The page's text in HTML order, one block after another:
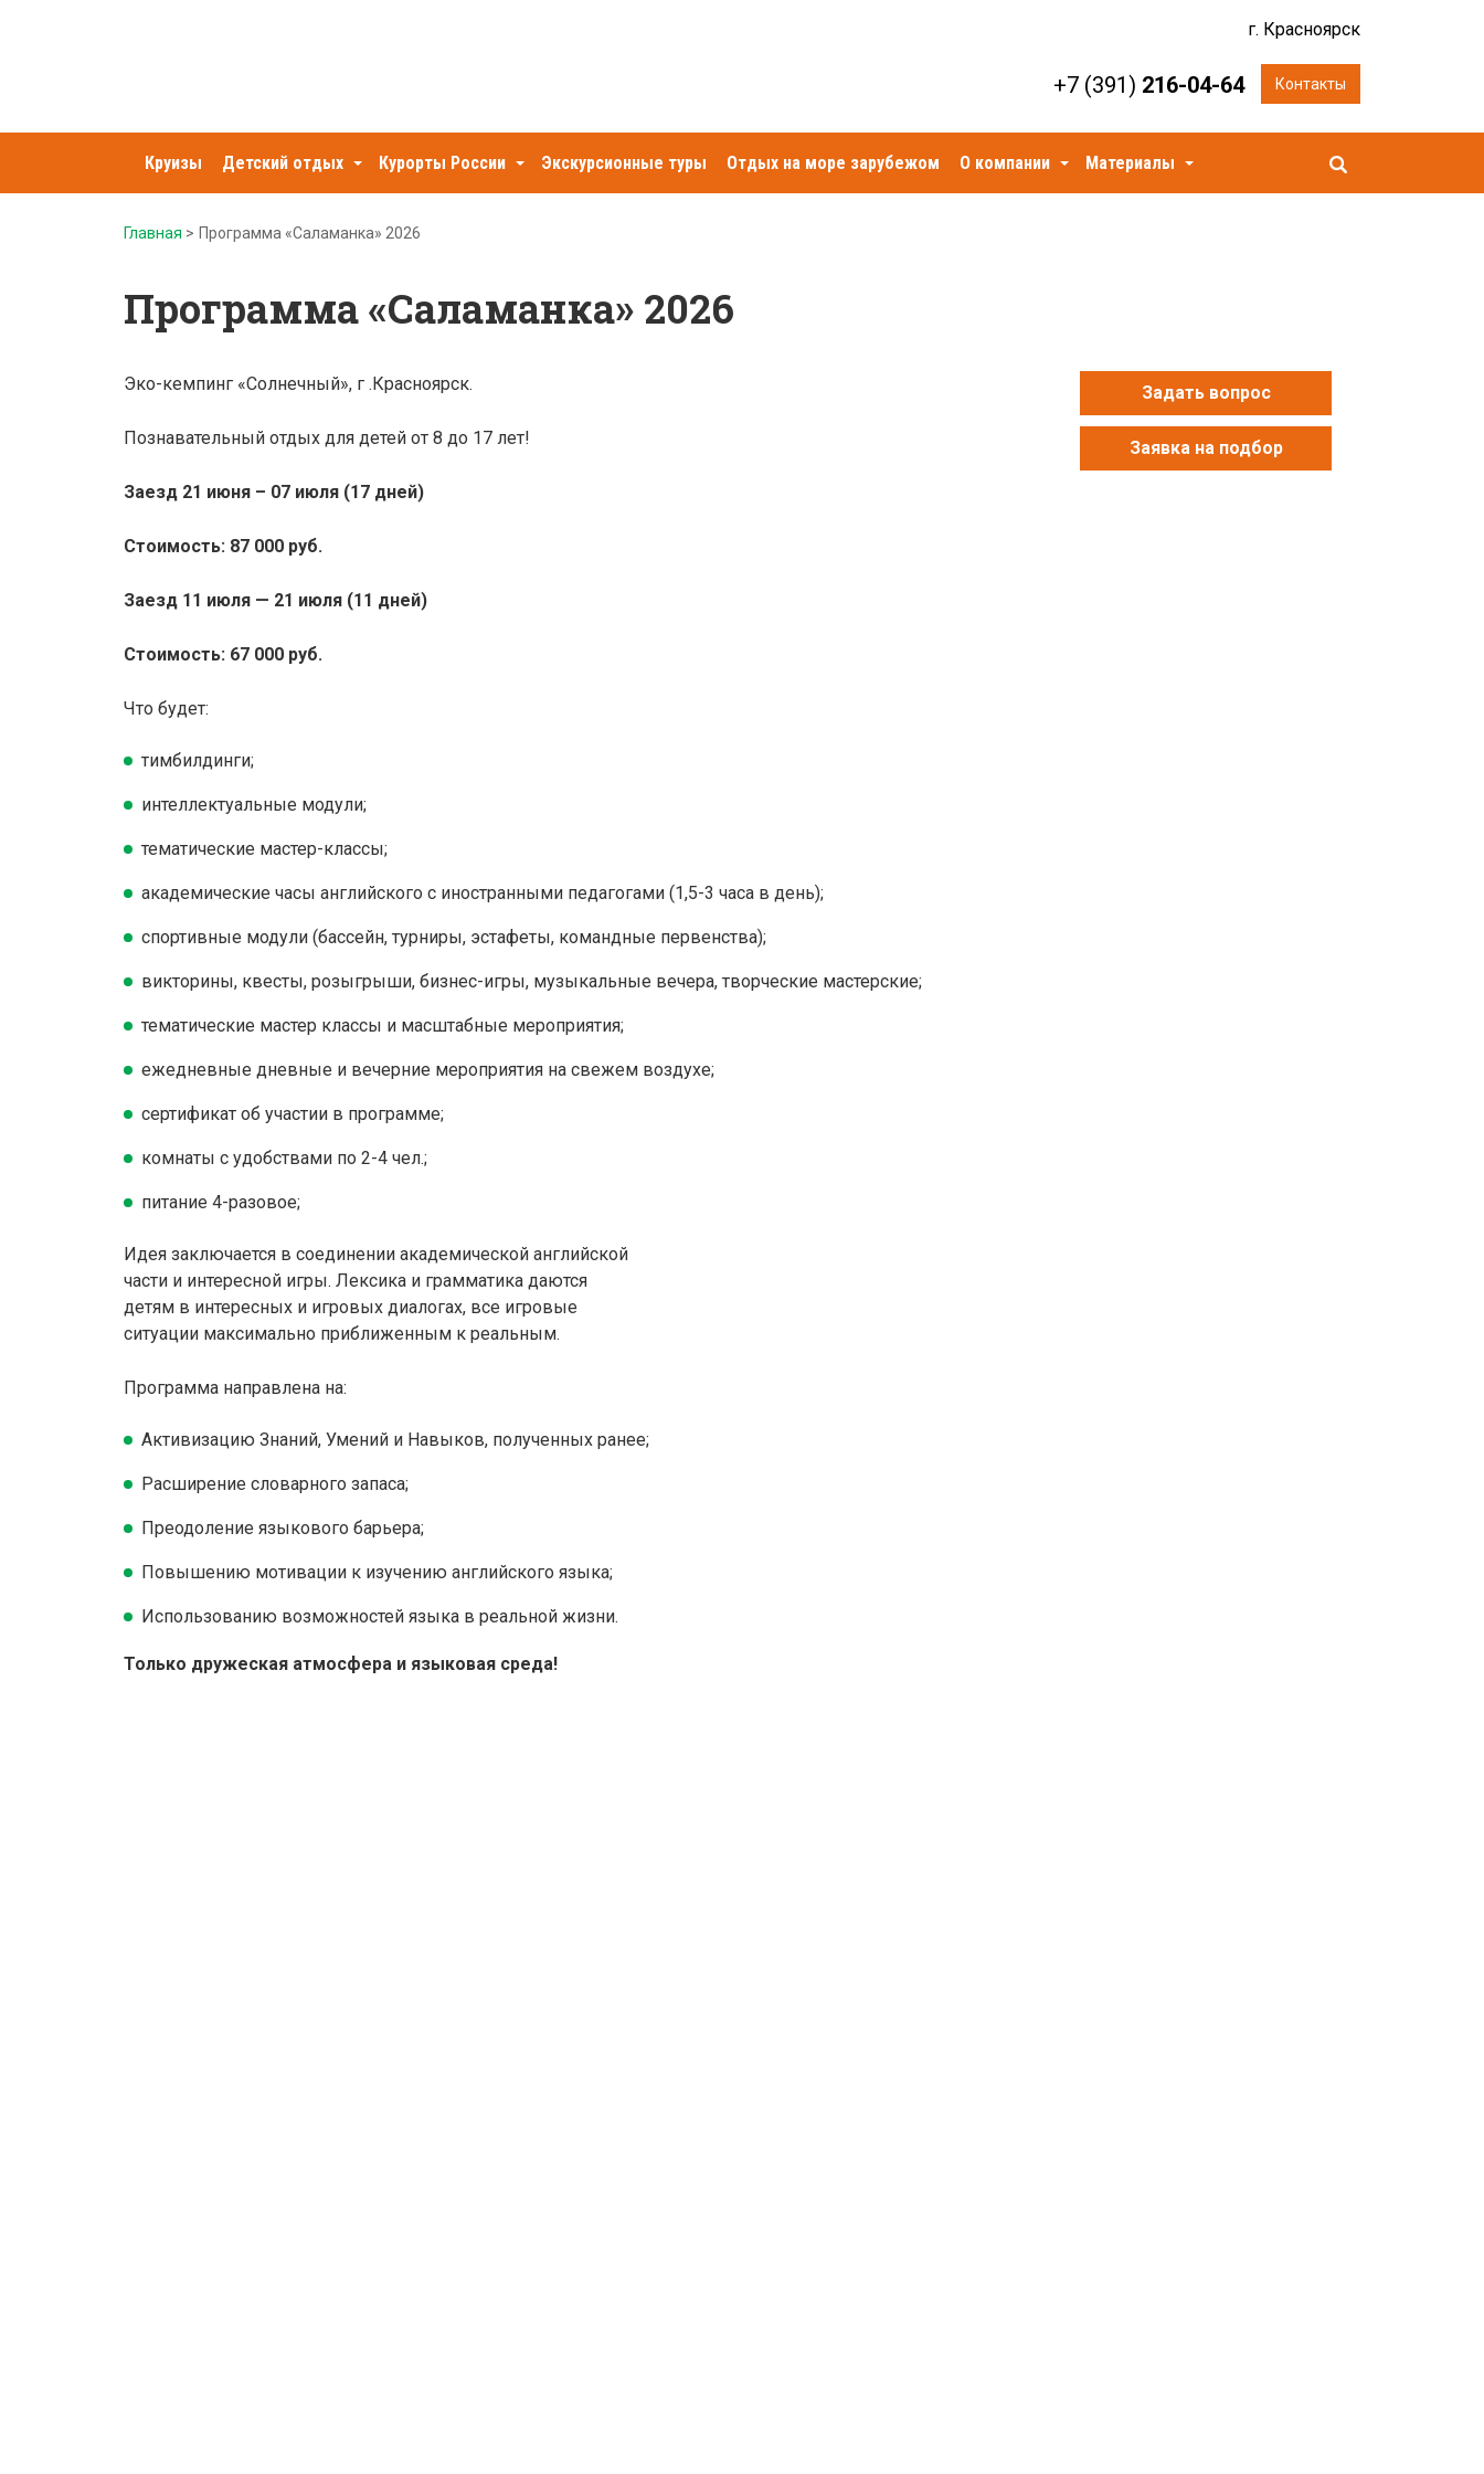
Зарница
г. Красноярск
+7 (391) 216-04-64 Контакты
Круизы Детский отдых Курорты России Экскурсионные туры Отдых на море зарубежом О компании Материалы
Главная > Программа «Саламанка» 2026
Программа «Саламанка» 2026
Эко-кемпинг «Солнечный», г .Красноярск.
Познавательный отдых для детей от 8 до 17 лет!
Заезд 21 июня – 07 июля (17 дней)
Стоимость: 87 000 руб.
Заезд 11 июля — 21 июля (11 дней)
Стоимость: 67 000 руб.
Что будет:
тимбилдинги;
интеллектуальные модули;
тематические мастер-классы;
академические часы английского с иностранными педагогами (1,5-3 часа в день);
спортивные модули (бассейн, турниры, эстафеты, командные первенства);
викторины, квесты, розыгрыши, бизнес-игры, музыкальные вечера, творческие мастерские;
тематические мастер классы и масштабные мероприятия;
ежедневные дневные и вечерние мероприятия на свежем воздухе;
сертификат об участии в программе;
комнаты с удобствами по 2-4 чел.;
питание 4-разовое;
Идея заключается в соединении академической английской
части и интересной игры. Лексика и грамматика даются
детям в интересных и игровых диалогах, все игровые
ситуации максимально приближенным к реальным.
Программа направлена на:
Активизацию Знаний, Умений и Навыков, полученных ранее;
Расширение словарного запаса;
Преодоление языкового барьера;
Повышению мотивации к изучению английского языка;
Использованию возможностей языка в реальной жизни.
Только дружеская атмосфера и языковая среда!
Задать вопрос
Заявка на подбор